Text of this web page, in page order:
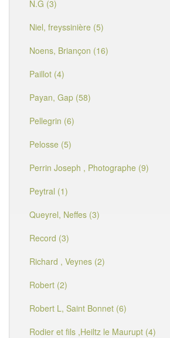
N.G (3)
Niel, freyssinière (5)
Noens, Briançon (16)
Paillot (4)
Payan, Gap (58)
Pellegrin (6)
Pelosse (5)
Perrin Joseph , Photographe (9)
Peytral (1)
Queyrel, Neffes (3)
Record (3)
Richard , Veynes (2)
Robert (2)
Robert L, Saint Bonnet (6)
Rodier et fils ,Heiltz le Maurupt (4)